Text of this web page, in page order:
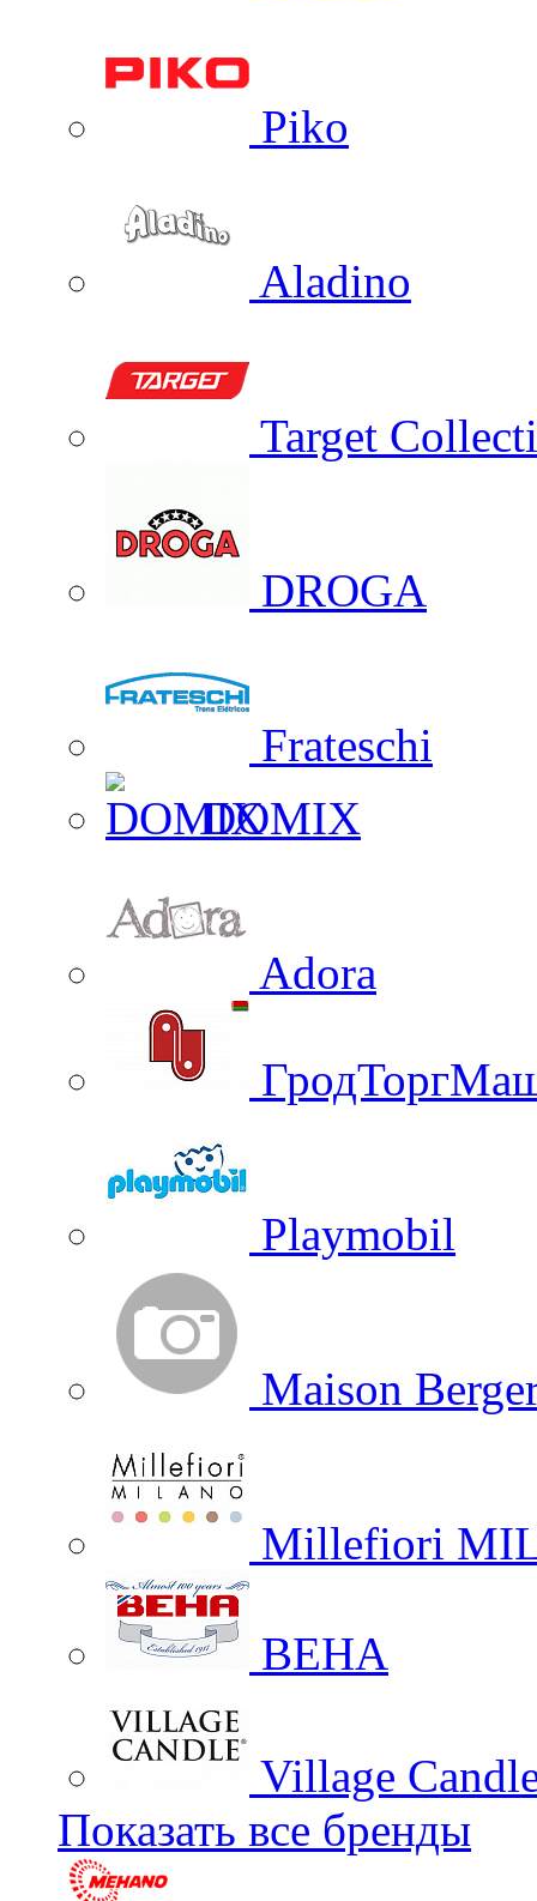
Piko
Aladino
Target
DROGA
Frateschi
DOMIX
Adora
Playmobil
Maison
Millefiori
BEHA
Village
Показать все бренды